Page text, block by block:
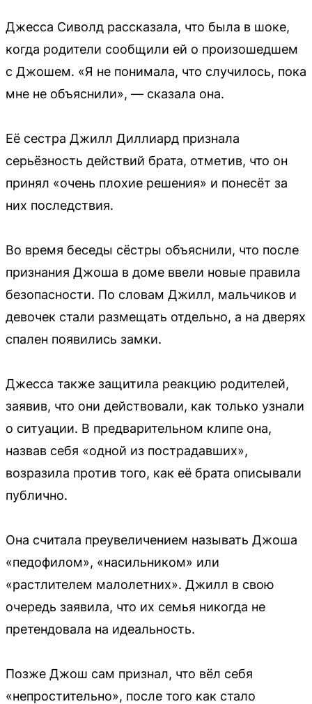
Джесса Сиволд рассказала, что была в шоке,
когда родители сообщили ей о произошедшем
с Джошем. «Я не понимала, что случилось, пока
мне не объяснили», — сказала она.
Её сестра Джилл Диллиард признала
серьёзность действий брата, отметив, что он
принял «очень плохие решения» и понесёт за
них последствия.
Во время беседы сёстры объяснили, что после
признания Джоша в доме ввели новые правила
безопасности. По словам Джилл, мальчиков и
девочек стали размещать отдельно, а на дверях
спален появились замки.
Джесса также защитила реакцию родителей,
заявив, что они действовали, как только узнали
о ситуации. В предварительном клипе она,
назвав себя «одной из пострадавших»,
возразила против того, как её брата описывали
публично.
Она считала преувеличением называть Джоша
«педофилом», «насильником» или
«растлителем малолетних». Джилл в свою
очередь заявила, что их семья никогда не
претендовала на идеальность.
Позже Джош сам признал, что вёл себя
«непростительно», после того как стало